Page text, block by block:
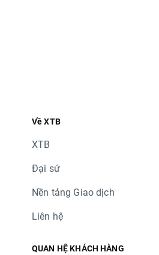
Về XTB
XTB
Đại sứ
Nền tảng Giao dịch
Liên hệ
QUAN HỆ KHÁCH HÀNG